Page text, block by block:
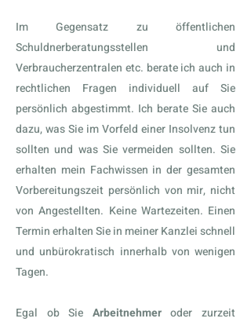
Im Gegensatz zu öffentlichen
Schuldnerberatungsstellen und
Verbraucherzentralen etc. berate ich auch in
rechtlichen Fragen individuell auf Sie
persönlich abgestimmt. Ich berate Sie auch
dazu, was Sie im Vorfeld einer Insolvenz tun
sollten und was Sie vermeiden sollten. Sie
erhalten mein Fachwissen in der gesamten
Vorbereitungszeit persönlich von mir, nicht
von Angestellten. Keine Wartezeiten. Einen
Termin erhalten Sie in meiner Kanzlei schnell
und unbürokratisch innerhalb von wenigen
Tagen.
Egal ob Sie Arbeitnehmeroder zurzeit